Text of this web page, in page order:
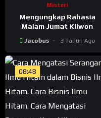
Misteri
Mengungkap Rahasia
Malam Jumat Kliwon
Jacobus 3 Tahun Ago
08:48